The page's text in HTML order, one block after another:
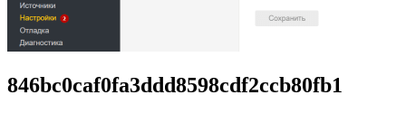
846bc0caf0fa3ddd8598cdf2ccb80fb1